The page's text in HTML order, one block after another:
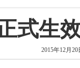
式生
2015年12月